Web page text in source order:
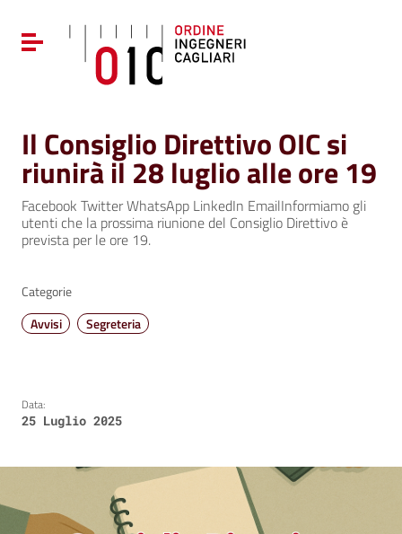
Vai al menu di navigazione
Vai al footer
Attiva / disattiva la navigazione
Il Consiglio Direttivo OIC si
riunirà il 28 luglio alle ore 19
Facebook Twitter WhatsApp LinkedIn EmailInformiamo gli
utenti che la prossima riunione del Consiglio Direttivo è
prevista per le ore 19.
Categorie
Avvisi
Segreteria
Data:
25 Luglio 2025